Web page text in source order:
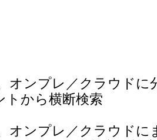
オンプレ／クラウドに
トから横断検索
オンプレ／クラウドに